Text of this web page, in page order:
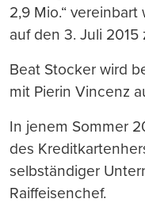
2,9 Mio.“
auf den 3. Juli 2015
Beat Stocker wird
mit Pierin Vincenz
In jenem Sommer
des
selbständiger
Raiffeisenchef.